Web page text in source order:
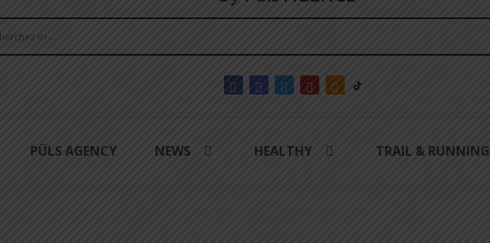
PÜLS AGENCY NEWS HEALTHY TRAIL & RUNNING